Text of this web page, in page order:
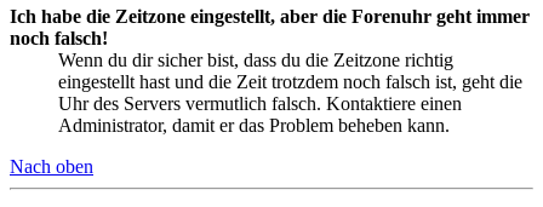
Ich habe die Zeitzone eingestellt, aber die Forenuhr geht immer
noch falsch!
Wenn du dir sicher bist, dass du die Zeitzone richtig
eingestellt hast und die Zeit trotzdem noch falsch ist, geht die
Uhr des Servers vermutlich falsch. Kontaktiere einen
Administrator, damit er das Problem beheben kann.
Nach oben